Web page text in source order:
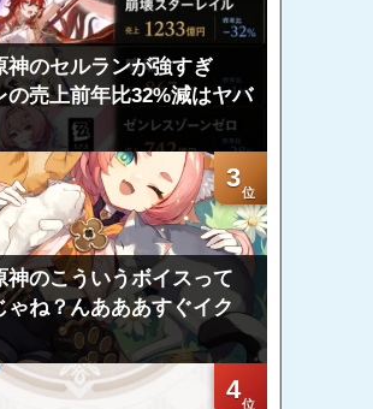
神のセルランが強すぎ
売上前年比32%減はヤバ
3
神のこういうボイスって
ゃね？んあああすぐイク
4